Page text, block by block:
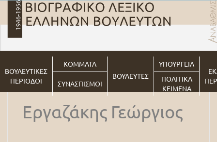
ΒΟΥΛΕΥΤΙΚΕΣ
ΠΕΡΙΟΔΟΙ
ΚΟΜΜΑΤΑ
ΒΟΥΛΕΥΤΕΣ
ΥΠΟΥΡΓΕΙΑ
ΣΥΝΑΣΠΙΣΜΟΙ
ΠΟΛΙΤΙΚΑ
ΚΕΙΜΕΝΑ
Εργαζάκης Γεώργιος